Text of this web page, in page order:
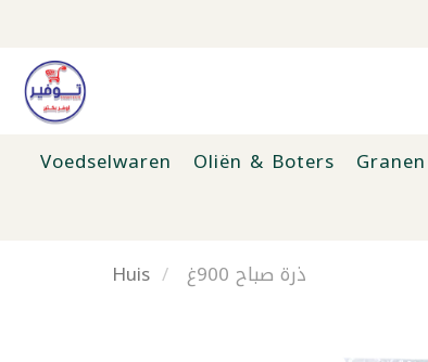
Voedselwaren Oliën & Boters
Huis
ذرة صباح 900غ